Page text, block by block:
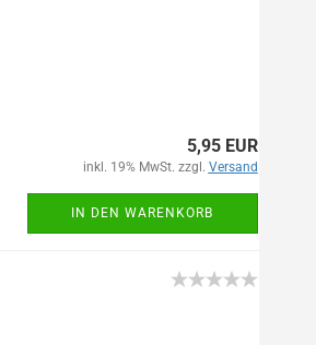
5,95 EUR
inkl. 19% MwSt. zzgl. Versand
IN DEN WARENKORB